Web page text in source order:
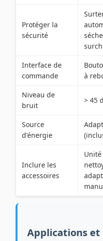
Protéger la
sécurité
Interface de
commande
à
Niveau de
bruit
> 45
Source
d'énergie
Inclure les
accessoires
Applications